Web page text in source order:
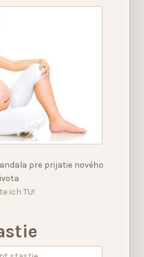
pre prijatie nového
ich TU!